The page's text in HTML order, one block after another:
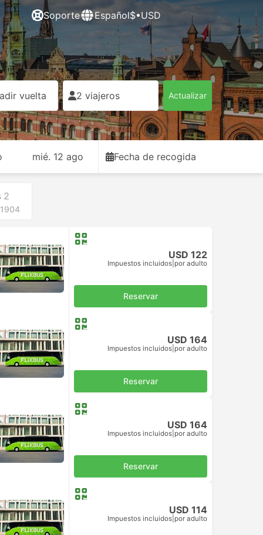
Soporte Español$•USD
vuelta 2 viajeros Actualizar
mié. 12 ago Fecha de recogida
2
USD 122
Impuestos incluidos por adulto
Reservar
USD 164
Impuestos incluidos por adulto
Reservar
USD 164
Impuestos incluidos por adulto
Reservar
USD 114
Impuestos incluidos por adulto